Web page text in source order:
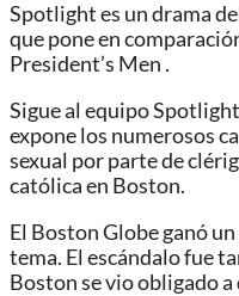
Spotlight es un drama
que pone en
President’s Men .
Sigue al equipo
expone los numerosos
sexual por parte de
católica en Boston.
El Boston Globe ganó
tema. El escándalo fue
Boston se vio obligado